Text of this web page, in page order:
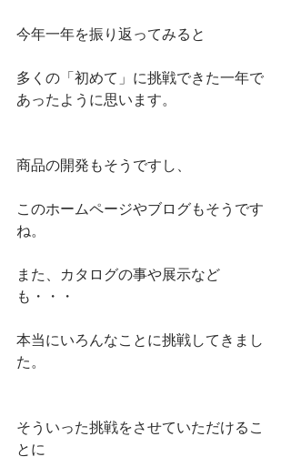
今年一年を振り返ってみると
多くの「初めて」に挑戦できた一年で
あったように思います。
商品の開発もそうですし、
このホームページやブログもそうです
ね。
また、カタログの事や展示など
も・・・
本当にいろんなことに挑戦してきまし
た。
そういった挑戦をさせていただけるこ
とに